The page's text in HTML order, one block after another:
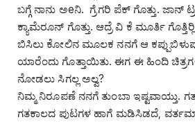
ಬಗ್ಗೆ ನಾನು ಅeನಿ. ಗ್ರೆಗರಿ ಪೆಕ್ ಗೊತ್ತು. ಜಾನ್
ಕ್ಯಾಮೆರೂನ್ ಗೊತ್ತು. ಆದ್ರೆ ವಿ ಕೆ ಮೂರ್ತಿ
ಬಿಸಿಲು ಕೋಲಿನ ಮೂಲಕ ನನಗೆ ಆ
ಯಾರೆಂದು ಗೊತ್ತಾಯಿತು. ಈಗ ಈ ಹಿಂದಿ
ನೋಡಲು ಸಿಗಲ್ಲ ಅಲ್ವ?
ನಿಮ್ಮ ನಿರೂಪಣೆ ನನಗೆ ತುಂಬಾ ಇಷ್ಟವಾಯ್ತು.
ಗತಕಾಲದ ಪುಟಗಳ ಹಾಗೆ ಮಡಿಸಿಡದೆ,